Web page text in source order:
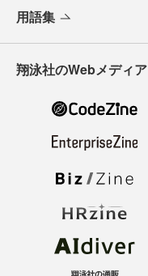
用語集
翔泳社のWebメディア